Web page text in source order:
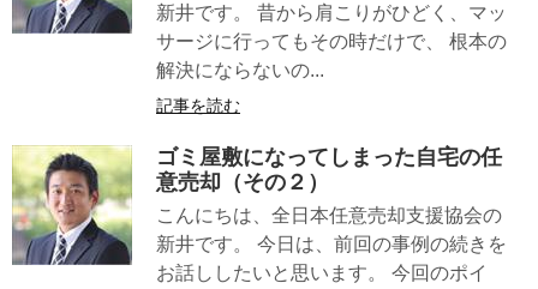
新井です。 昔から肩こりがひどく、マッ
サージに行ってもその時だけで、 根本の
解決にならないの...
記事を読む
ゴミ屋敷になってしまった自宅の任
意売却（その２）
こんにちは、全日本任意売却支援協会の
新井です。 今日は、前回の事例の続きを
お話ししたいと思います。 今回のポイ